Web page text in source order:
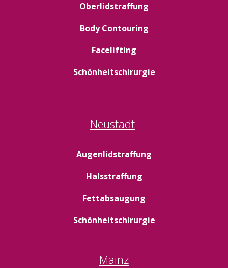
Oberlidstraffung
Body Contouring
Facelifting
Schönheitschirurgie
Neustadt
Augenlidstraffung
Halsstraffung
Fettabsaugung
Schönheitschirurgie
Mainz